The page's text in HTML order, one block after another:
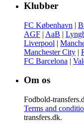
Klubber
FC København |
AGF | AaB |
Liverpool |
Manchester City |
FC Barcelona |
Om os
Fodbold-
Terms and
transfers.dk.